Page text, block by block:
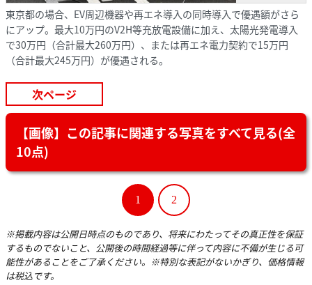
東京都の場合、EV周辺機器や再エネ導入の同時導入で優遇額がさら
にアップ。最大10万円のV2H等充放電設備に加え、太陽光発電導入
で30万円（合計最大260万円）、または再エネ電力契約で15万円
（合計最大245万円）が優遇される。
次ページ
【画像】この記事に関連する写真をすべて見る(全
10点)
1 2
※掲載内容は公開日時点のものであり、将来にわたってその真正性を保証
するものでないこと、公開後の時間経過等に伴って内容に不備が生じる可
能性があることをご了承ください。※特別な表記がないかぎり、価格情報
は税込です。